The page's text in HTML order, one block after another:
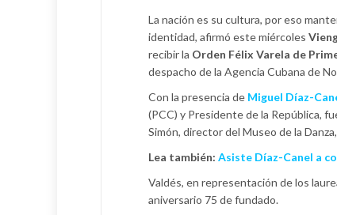
La nación es su cultura, por eso
identidad, afirmó este miércoles
recibir la Orden Félix Varela de
despacho de la Agencia Cubana de
Con la presencia de Miguel Díaz-
(PCC) y Presidente de la República,
Simón, director del Museo de la
Lea también: Asiste Díaz-Canel a
Valdés, en representación de los
aniversario 75 de fundado.